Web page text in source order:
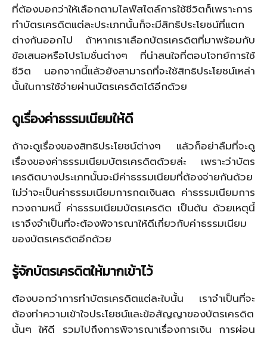
ที่ต้องบอกว่าให้เลือกตามไลฟ์สไตล์การใช้ชีวิตก็เพราะการ
ทำบัตรเครดิตแต่ละประเภทนั้นก็จะมีสิทธิประโยชน์ที่แตก
ต่างกันออกไป ถ้าหากเราเลือกบัตรเครดิตที่มาพร้อมกับ
ข้อเสนอหรือโปรโมชั่นต่างๆ ที่น่าสนใจที่ตอบโจทย์การใช้
ชีวิต นอกจากนี้แล้วยังสามารถที่จะใช้สิทธิประโยชน์เหล่า
นั้นในการใช้จ่ายผ่านบัตรเครดิตได้อีกด้วย
ดูเรื่องค่าธรรมเนียมให้ดี
ถ้าจะดูเรื่องของสิทธิประโยชน์ต่างๆ แล้วก็อย่าลืมที่จะดู
เรื่องของค่าธรรมเนียมบัตรเครดิตด้วยล่ะ เพราะว่าบัตร
เครดิตบางประเภทนั้นจะมีค่าธรรมเนียมที่ต้องจ่ายกันด้วย
ไม่ว่าจะเป็นค่าธรรมเนียมการกดเงินสด ค่าธรรมเนียมการ
ทวงถามหนี้ ค่าธรรมเนียมบัตรเครดิต เป็นต้น ด้วยเหตุนี้
เราจึงจำเป็นที่จะต้องพิจารณาให้ดีเกี่ยวกับค่าธรรมเนียม
ของบัตรเครดิตอีกด้วย
รู้จักบัตรเครดิตให้มากเข้าไว้
ต้องบอกว่าการทำบัตรเครดิตแต่ละใบนั้น เราจำเป็นที่จะ
ต้องทำความเข้าใจประโยชน์และข้อสัญญาของบัตรเครดิต
นั้นๆ ให้ดี รวมไปถึงการพิจารณาเรื่องการเงิน การผ่อน